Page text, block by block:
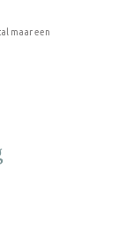
maar een